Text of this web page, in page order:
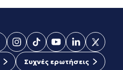
Συχνές ερωτήσεις